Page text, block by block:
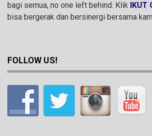
bagi semua, no one left behind. Klik IKUT
bisa bergerak dan bersinergi bersama
FOLLOW US!